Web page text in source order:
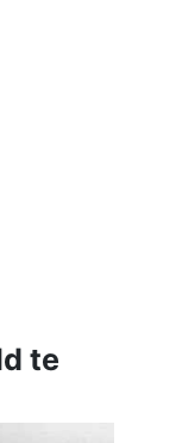
te